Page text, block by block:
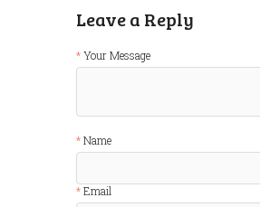
Leave a Reply
Your Message
Name
Email